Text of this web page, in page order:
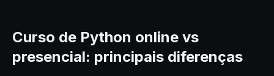
Curso de Python online vs
presencial: principais diferenças